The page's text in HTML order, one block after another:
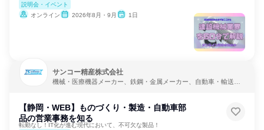
説明会・イベント
オンライン
2026年8月・9月 1日
サンコー精産株式会社
機械・医療機器メーカー、鉄鋼・金属メーカー、自動車・輸送機
【静岡・WEB】ものづくり・製造・自動車部
品の営業事務を知る
転勤なし！IT化が進む現代において、不可欠な製品！